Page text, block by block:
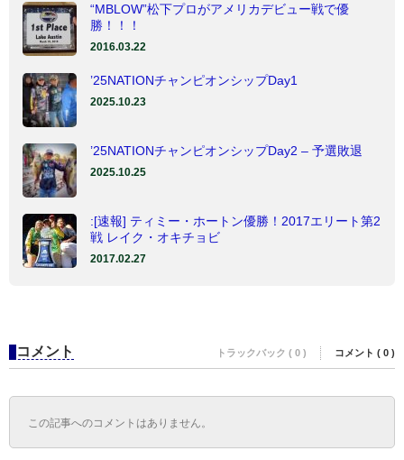
“MBLOW”松下プロがアメリカデビュー戦で優
勝！！！
2016.03.22
’25NATIONチャンピオンシップDay1
2025.10.23
’25NATIONチャンピオンシップDay2 – 予選敗退
2025.10.25
:[速報] ティミー・ホートン優勝！2017エリート第2
戦 レイク・オキチョビ
2017.02.27
コメント トラックバック ( 0 ) コメント ( 0 )
この記事へのコメントはありません。